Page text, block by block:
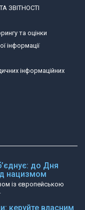
ЗВІТНОСТІ
та оцінки
інформації
інформаційних
до Дня
нацизмом
із європейською
керуйте власним